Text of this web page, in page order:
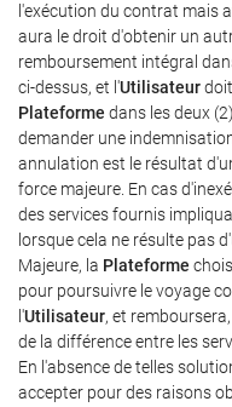
l'exécution du contrat mais
aura le droit d'obtenir un
remboursement intégral
ci-dessus, et l'Utilisateur
Plateforme dans les deux
demander une
annulation est le résultat
force majeure. En cas
des services fournis
lorsque cela ne résulte pas
Majeure, la Plateforme
pour poursuivre le voyage
l'Utilisateur, et
de la différence entre les
En l'absence de telles
accepter pour des raisons